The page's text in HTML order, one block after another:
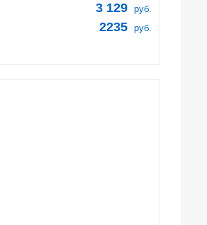
3 129 руб.
2235 руб.